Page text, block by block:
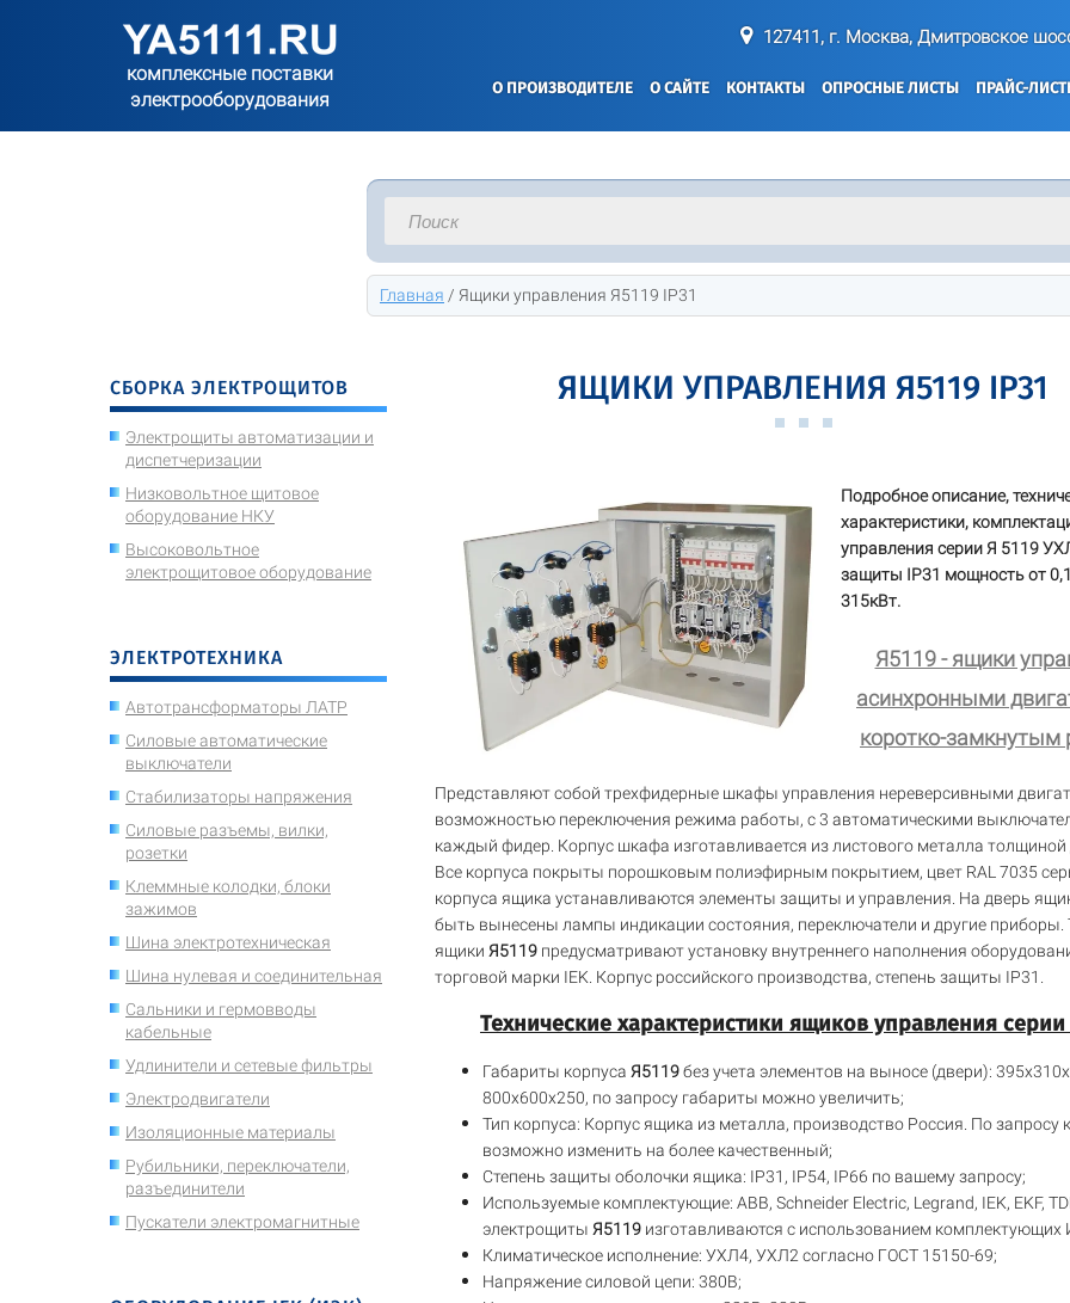
127411, г. Москва, Дмитровское
комплексные поставки
электрооборудования
О ПРОИЗВОДИТЕЛЕ О САЙТЕ КОНТАКТЫ ОПРОСНЫЕ ЛИСТЫ ПРАЙС-
Главная / Ящики управления Я5119 IP31
СБОРКА ЭЛЕКТРОЩИТОВ
Электрощиты автоматизации и
диспетчеризации
Низковольтное щитовое
оборудование НКУ
Высоковольтное
электрощитовое оборудование
ЭЛЕКТРОТЕХНИКА
Автотрансформаторы ЛАТР
Силовые автоматические
выключатели
Стабилизаторы напряжения
Силовые разъемы, вилки,
розетки
Клеммные колодки, блоки
зажимов
Шина электротехническая
Шина нулевая и соединительная
Сальники и гермовводы
кабельные
Удлинители и сетевые фильтры
Электродвигатели
Изоляционные материалы
Рубильники, переключатели,
разъединители
Пускатели электромагнитные
ЯЩИКИ УПРАВЛЕНИЯ Я5119 IP31
Подробное описание,
характеристики,
управления серии Я 5119
защиты IP31 мощность от
315кВт.
Я5119 - ящики
асинхронными
коротко-замкнутым
Представляют собой трехфидерные шкафы управления нереверсивными
возможностью переключения режима работы, с 3 автоматическими
каждый фидер. Корпус шкафа изготавливается из листового металла толщиной
Все корпуса покрыты порошковым полиэфирным покрытием, цвет RAL 7035
корпуса ящика устанавливаются элементы защиты и управления. На дверь
быть вынесены лампы индикации состояния, переключатели и другие приборы.
ящики Я5119 предусматривают установку внутреннего наполнения
торговой марки IEK. Корпус российского производства, степень защиты IP31.
Технические характеристики ящиков управления серии
Габариты корпуса Я5119без учета элементов на выносе (двери):
800х600х250, по запросу габариты можно увеличить;
Тип корпуса: Корпус ящика из металла, производство Россия. По запросу
возможно изменить на более качественный;
Степень защиты оболочки ящика: IP31, IP54, IP66 по вашему запросу;
Используемые комплектующие: ABB, Schneider Electric, Legrand, IEK, EKF,
электрощиты Я5119 изготавливаются с использованием комплектующих
Климатическое исполнение: УХЛ4, УХЛ2 согласно ГОСТ 15150-69;
Напряжение силовой цепи: 380В;